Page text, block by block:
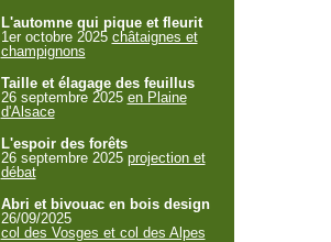
L'automne qui pique et fleurit
1er octobre 2025 châtaignes et
champignons
Taille et élagage des feuillus
26 septembre 2025 en Plaine
d'Alsace
L'espoir des forêts
26 septembre 2025 projection et
débat
Abri et bivouac en bois design
26/09/2025
col des Vosges et col des Alpes